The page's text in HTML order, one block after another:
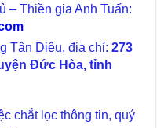
– Thiền gia Anh Tuấn:
Tân Diệu, địa chỉ:273
Đức Hòa, tỉnh
chắt lọc thông tin, quý